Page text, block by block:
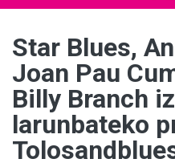
Star Blues,
Joan Pau
Billy Branch
larunbateko